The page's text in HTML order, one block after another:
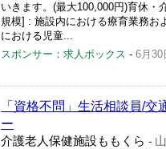
いきます。(最大100,000円)育休・
規模] : 施設内における療育業務お
における児童...
スポンサー：求人ボックス - 6月30
「資格不問」生活相談員/
ー
介護老人保健施設ももくら -